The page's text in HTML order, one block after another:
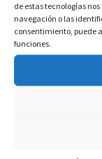
de estas tecnologías
navegación o las
consentimiento, puede
funciones.